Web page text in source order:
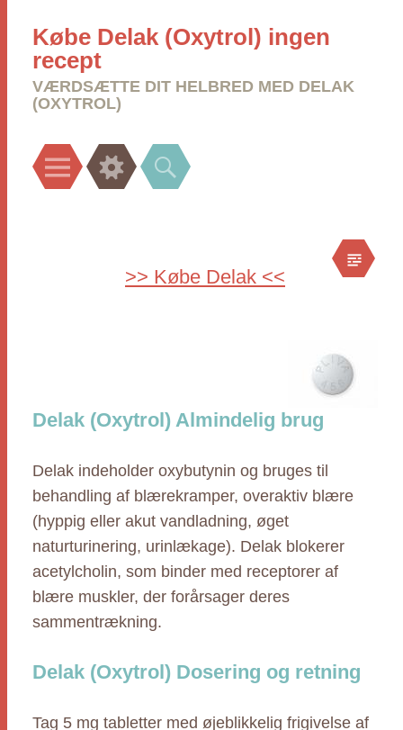
Købe Delak (Oxytrol) ingen
recept
VÆRDSÆTTE DIT HELBRED MED DELAK
(OXYTROL)
Menu Widgets Search
>> Købe Delak <<
Delak (Oxytrol) Almindelig brug
Delak indeholder oxybutynin og bruges til
behandling af blærekramper, overaktiv blære
(hyppig eller akut vandladning, øget
naturturinering, urinlækage). Delak blokerer
acetylcholin, som binder med receptorer af
blære muskler, der forårsager deres
sammentrækning.
Delak (Oxytrol) Dosering og retning
Tag 5 mg tabletter med øjeblikkelig frigivelse af